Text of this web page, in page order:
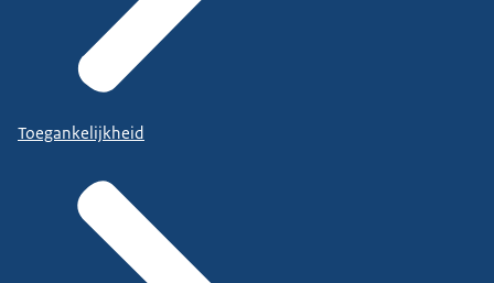
Toegankelijkheid